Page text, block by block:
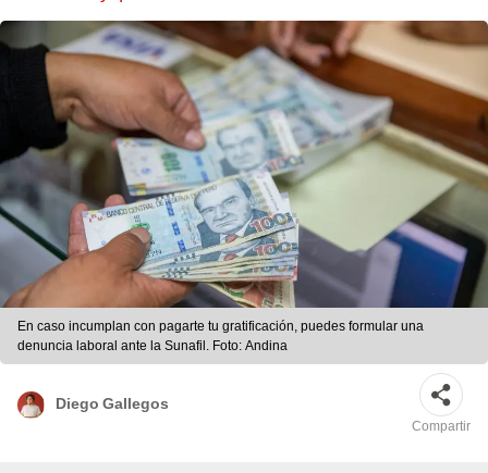
En caso incumplan con pagarte tu gratificación, puedes formular una
denuncia laboral ante la Sunafil. Foto: Andina
Diego Gallegos
Compartir